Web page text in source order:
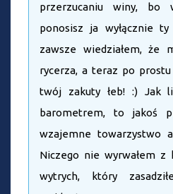
przerzucaniu winy, bo
ponosisz ja wyłącznie
zawsze wiedziałem, że
rycerza, a teraz po
twój zakuty łeb! :) Jak
barometrem, to jakoś
wzajemne towarzystwo
Niczego nie wyrwałem
wytrych, który